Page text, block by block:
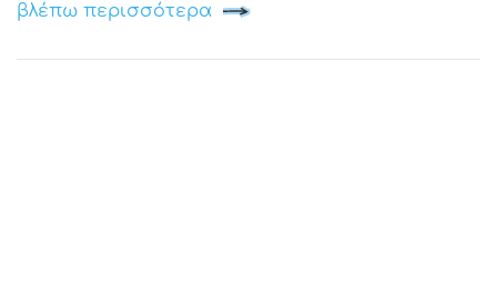
βλέπω περισσότερα